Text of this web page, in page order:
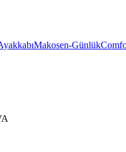
Makosen-Günlük